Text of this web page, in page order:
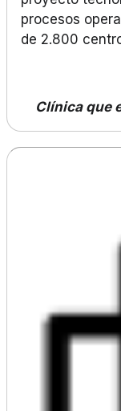
procesos
de 2.800
Clínica que